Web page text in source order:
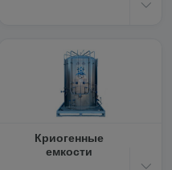
Криогенные
емкости